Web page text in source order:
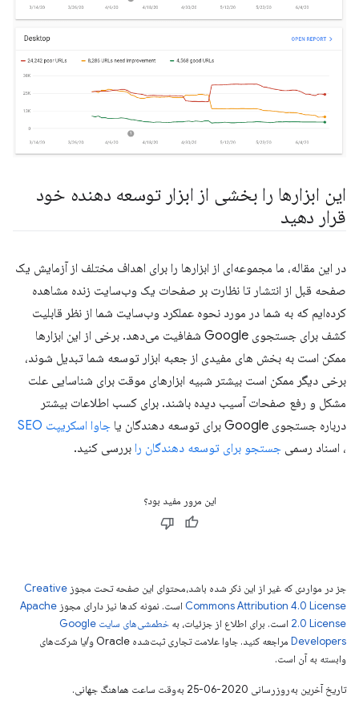
این ابزارها را بخشی از ابزار توسعه دهنده خود
قرار دهید
در این مقاله، ما مجموعه‌ای از ابزارها را برای اهداف مختلف از آزمایش یک
صفحه قبل از انتشار تا نظارت بر صفحات یک وب‌سایت زنده مشاهده
کرده‌ایم که به شما در مورد نحوه عملکرد وب‌سایت شما از نظر قابلیت
کشف برای جستجوی Google شفافیت می‌دهد. برخی از این ابزارها
ممکن است به بخش های مفیدی از جعبه ابزار توسعه شما تبدیل شوند،
برخی دیگر ممکن است بیشتر شبیه ابزارهای موقت برای شناسایی علت
مشکل و رفع صفحات آسیب دیده باشند. برای کسب اطلاعات بیشتر
درباره جستجوی Google برای توسعه دهندگان یا
جاوا اسکریپت SEO
، اسناد رسمی جستجو برای توسعه دهندگان را بررسی کنید.
این مرور مفید بود؟
جز در مواردی که غیر از این ذکر شده باشد،‌محتوای این صفحه تحت مجوز Creative
Commons Attribution 4.0 License است. نمونه کدها نیز دارای مجوز Apache
2.0 License است. برای اطلاع از جزئیات، به
خطمشی‌های سایت Google
Developers‏
مراجعه کنید. جاوا علامت تجاری ثبت‌شده Oracle و/یا شرکت‌های
وابسته به آن است.
تاریخ آخرین به‌روزرسانی 2020-06-25 به‌وقت ساعت هماهنگ جهانی.